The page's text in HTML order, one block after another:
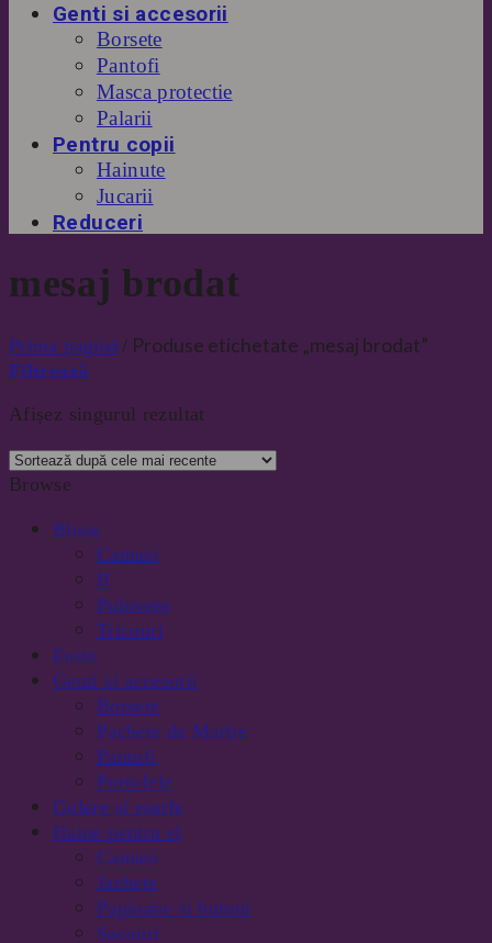
Genti si accesorii
Borsete
Pantofi
Masca protectie
Palarii
Pentru copii
Hainute
Jucarii
Reduceri
mesaj brodat
Prima pagină/ Produse etichetate „mesaj brodat”
Filtrează
Afișez singurul rezultat
Browse
Bluze
Camasi
II
Pulovere
Tricouri
Fuste
Genti si accesorii
Borsete
Pachete de Martie
Pantofi
Portofele
Gulere si esarfe
Haine pentru el
Camasi
Jachete
Papioane si butoni
Sacouri